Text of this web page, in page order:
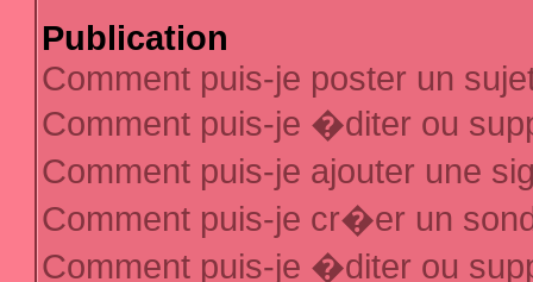
Publication
Comment puis-je poster un
Comment puis-je �diter ou
Comment puis-je ajouter une
Comment puis-je cr�er un
Comment puis-je �diter ou